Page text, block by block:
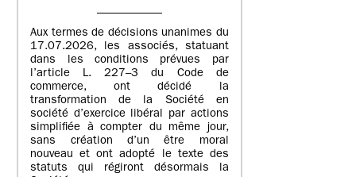
Aux termes de décisions unanimes du
17.07.2026, les associés, statuant
dans les conditions prévues par
l’article L. 227–3 du Code de
commerce, ont décidé la
transformation de la Société en
société d’exercice libéral par actions
simplifiée à compter du même jour,
sans création d’un être moral
nouveau et ont adopté le texte des
statuts qui régiront désormais la